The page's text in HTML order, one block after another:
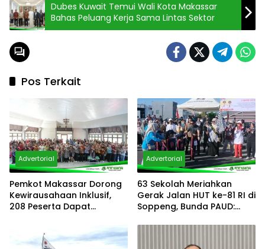
Dubes Kuwait Temui Wali Kota Makassar
Bahas Peluang Kerja Sama Lintas Sektor
Pos Terkait
Advertorial
Pemkot Makassar Dorong
Kewirausahaan Inklusif,
208 Peserta Dapat
Advertorial
63 Sekolah Meriahkan
Gerak Jalan HUT ke-81 RI di
Soppeng, Bunda PAUD:
Juara”